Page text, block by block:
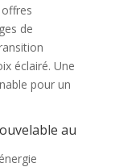
de
éclairé. Une
pour un
au